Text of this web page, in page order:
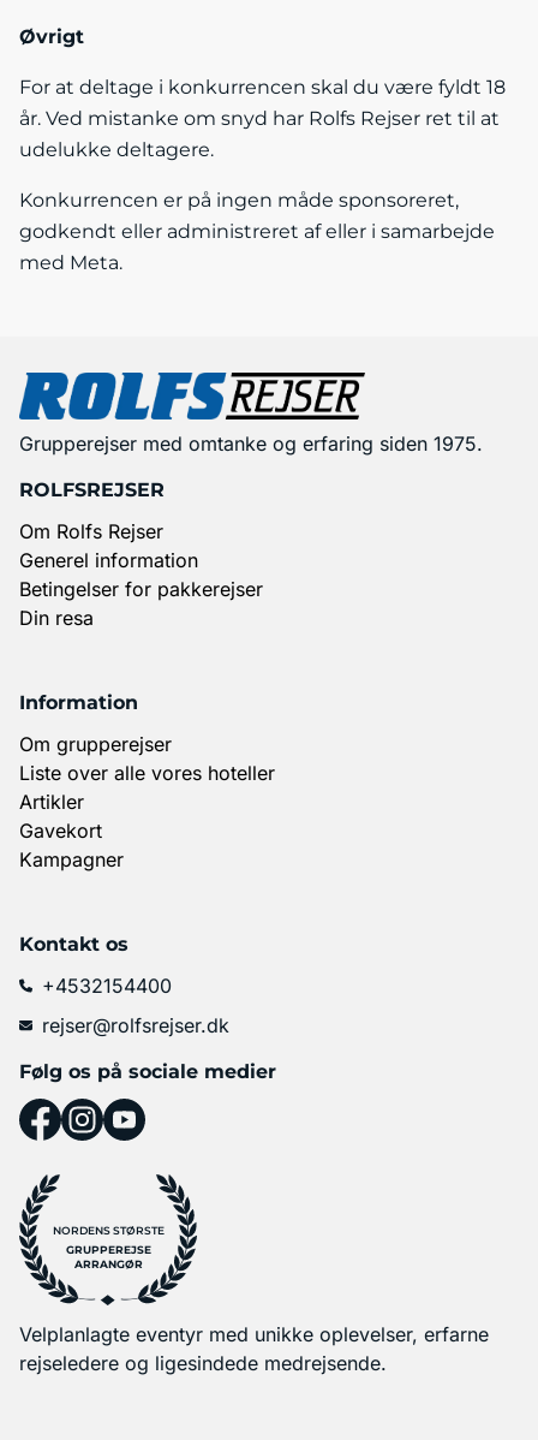
Øvrigt
For at deltage i konkurrencen skal du være fyldt 18
år. Ved mistanke om snyd har Rolfs Rejser ret til at
udelukke deltagere.
Konkurrencen er på ingen måde sponsoreret,
godkendt eller administreret af eller i samarbejde
med Meta.
Grupperejser med omtanke og erfaring siden 1975.
ROLFSREJSER
Om Rolfs Rejser
Generel information
Betingelser for pakkerejser
Din resa
Information
Om grupperejser
Liste over alle vores hoteller
Artikler
Gavekort
Kampagner
Kontakt os
+4532154400
rejser@rolfsrejser.dk
Følg os på sociale medier
NORDENS STØRSTE
GRUPPEREJSE
ARRANGØR
Velplanlagte eventyr med unikke oplevelser, erfarne
rejseledere og ligesindede medrejsende.